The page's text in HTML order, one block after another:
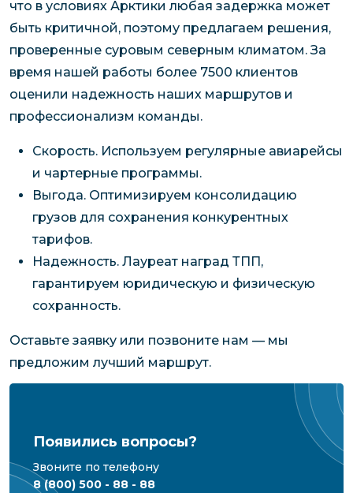
что в условиях Арктики любая задержка может
быть критичной, поэтому предлагаем решения,
проверенные суровым северным климатом. За
время нашей работы более 7500 клиентов
оценили надежность наших маршрутов и
профессионализм команды.
Скорость. Используем регулярные авиарейсы
и чартерные программы.
Выгода. Оптимизируем консолидацию
грузов для сохранения конкурентных
тарифов.
Надежность. Лауреат наград ТПП,
гарантируем юридическую и физическую
сохранность.
Оставьте заявку или позвоните нам — мы
предложим лучший маршрут.
Появились вопросы?
Звоните по телефону
8 (800) 500 - 88 - 88